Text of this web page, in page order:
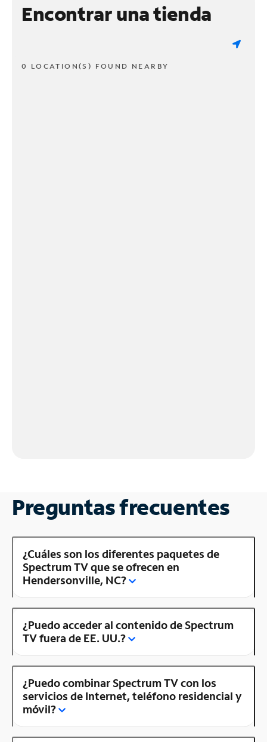
Encontrar una tienda
0 LOCATION(S) FOUND NEARBY
Preguntas frecuentes
¿Cuáles son los diferentes paquetes de
Spectrum TV que se ofrecen en
Hendersonville, NC?
¿Puedo acceder al contenido de Spectrum
TV fuera de EE. UU.?
¿Puedo combinar Spectrum TV con los
servicios de Internet, teléfono residencial y
móvil?